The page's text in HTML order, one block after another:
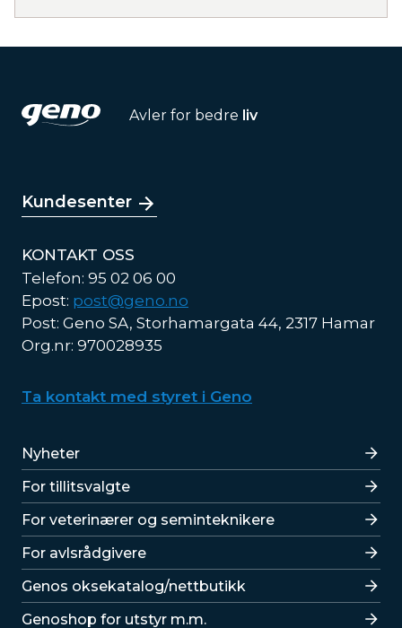
Avler for bedre liv
Kundesenter
KONTAKT OSS
Telefon: 95 02 06 00
Epost: post@geno.no
Post: Geno SA, Storhamargata 44, 2317 Hamar
Org.nr: 970028935
Ta kontakt med styret i Geno
Lenker
Nyheter
For tillitsvalgte
For veterinærer og seminteknikere
For avlsrådgivere
Lenker
Genos oksekatalog/nettbutikk
Genoshop for utstyr m.m.